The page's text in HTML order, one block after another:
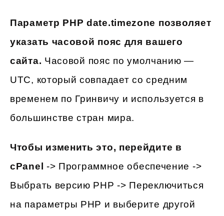
Параметр PHP date.timezone позволяет
указать часовой пояс для вашего
сайта. Часовой пояс по умолчанию —
UTC, который совпадает со средним
временем по Гринвичу и используется в
большинстве стран мира.
Чтобы изменить это, перейдите в
cPanel -> Программное обеспечение ->
Выбрать версию PHP -> Переключиться
на параметры PHP и выберите другой